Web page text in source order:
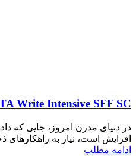
Write Intensive SFF SC
در دنیای مدرن امروز، جایی که
افزایش است، نیاز به راهکارهای
ادامه مطلب